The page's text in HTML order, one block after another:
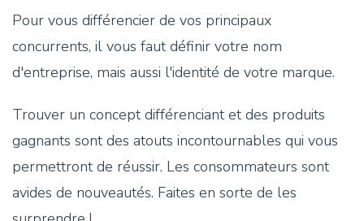
Pour vous différencier de vos principaux
concurrents, il vous faut définir votre nom
d'entreprise, mais aussi l'identité de votre marque.
Trouver un concept différenciant et des produits
gagnants sont des atouts incontournables qui vous
permettront de réussir. Les consommateurs sont
avides de nouveautés. Faites en sorte de les